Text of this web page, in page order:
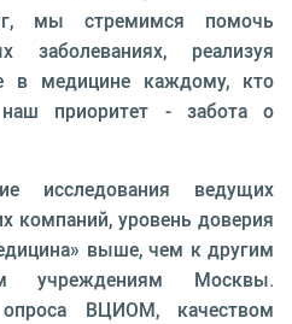
мы стре­мимся помочь
реализуя
в медицине каж­дому, кто
приоритет - за­бота о
исследования ведущих
компаний, уровень до­верия
выше, чем к другим
учреждениям Мо­сквы.
опроса ВЦИОМ, каче­ством